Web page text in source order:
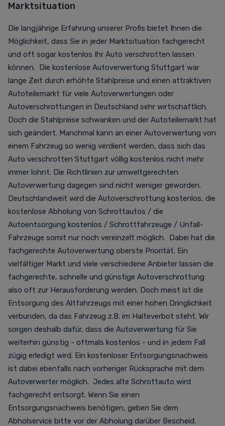
Marktsituation
Die langjährige Erfahrung unserer Profis bietet Ihnen die
Möglichkeit, dass Sie in jeder Marktsituation fachgerecht
und oft sogar kostenlos Ihr Auto verschrotten lassen
können. Die kostenlose Autoverwertung Stuttgart war
lange Zeit durch erhöhte Stahlpreise und einen attraktiven
Autoteilemarkt für viele Autoverwertungen oder
Autoverschrottungen in Deutschland sehr wirtschaftlich.
Doch die Stahlpreise schwanken und der Autoteilemarkt hat
sich geändert. Manchmal kann an einer Autoverwertung von
einem Fahrzeug so wenig verdient werden, dass sich das
Auto verschrotten Stuttgart völlig kostenlos nicht mehr
immer lohnt. Die Richtlinien zur umweltgerechten
Autoverwertung dagegen sind nicht weniger geworden.
Deutschlandweit wird die Autoverschrottung kostenlos, die
kostenlose Abholung von Schrottautos / die
Autoentsorgung kostenlos / Schrottfahrzeuge / Unfall-
Fahrzeuge somit nur noch vereinzelt möglich. Dabei hat die
fachgerechte Autoverwertung oberste Priorität. Ein
vielfältiger Markt und viele verschiedene Anbieter lassen die
fachgerechte, schnelle und günstige Autoverschrottung
also oft zur Herausforderung werden. Doch meist ist die
Entsorgung des Altfahrzeugs mit einer hohen Dringlichkeit
verbunden, da das Fahrzeug z.B. im Halteverbot steht. Wir
sorgen deshalb dafür, dass die Autoverwertung für Sie
weiterhin günstig - oftmals kostenlos - und in jedem Fall
zügig erledigt wird. Ein kostenloser Entsorgungsnachweis
ist dabei ebenfalls nach vorheriger Rücksprache mit dem
Autoverwerter möglich. Jedes alte Schrottauto wird
fachgerecht entsorgt. Wenn Sie einen
Entsorgungsnachweis benötigen, geben Sie dem
Abholservice bitte vor der Abholung darüber Bescheid.